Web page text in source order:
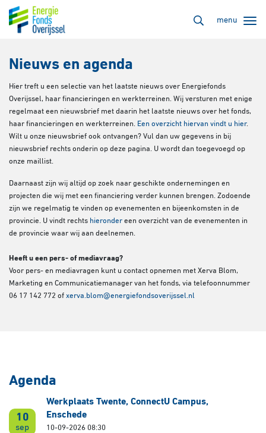
menu
Nieuws en agenda
Hier treft u een selectie van het laatste nieuws over Energiefonds
Overijssel, haar financieringen en werkterreinen. Wij versturen met enige
regelmaat een nieuwsbrief met daarin het laatste nieuws over het fonds,
haar financieringen en werkterreinen. Een overzicht hiervan vindt u hier.
Wilt u onze nieuwsbrief ook ontvangen? Vul dan uw gegevens in bij
nieuwsbrief rechts onderin op deze pagina. U wordt dan toegevoegd op
onze maillist.
Daarnaast zijn wij altijd op zoek naar geschikte ondernemingen en
projecten die wij met een financiering verder kunnen brengen. Zodoende
zijn we regelmatig te vinden op evenementen en bijeenkomsten in de
provincie. U vindt rechts hieronder een overzicht van de evenementen in
de provincie waar wij aan deelnemen.
Heeft u een pers- of mediavraag?
Voor pers- en mediavragen kunt u contact opnemen met Xerva Blom,
Marketing en Communicatiemanager van het fonds, via telefoonnummer
06 17 142 772 of xerva.blom@energiefondsoverijssel.nl
Agenda
10
sep
Werkplaats Twente, ConnectU Campus,
Enschede
10-09-2026 08:30